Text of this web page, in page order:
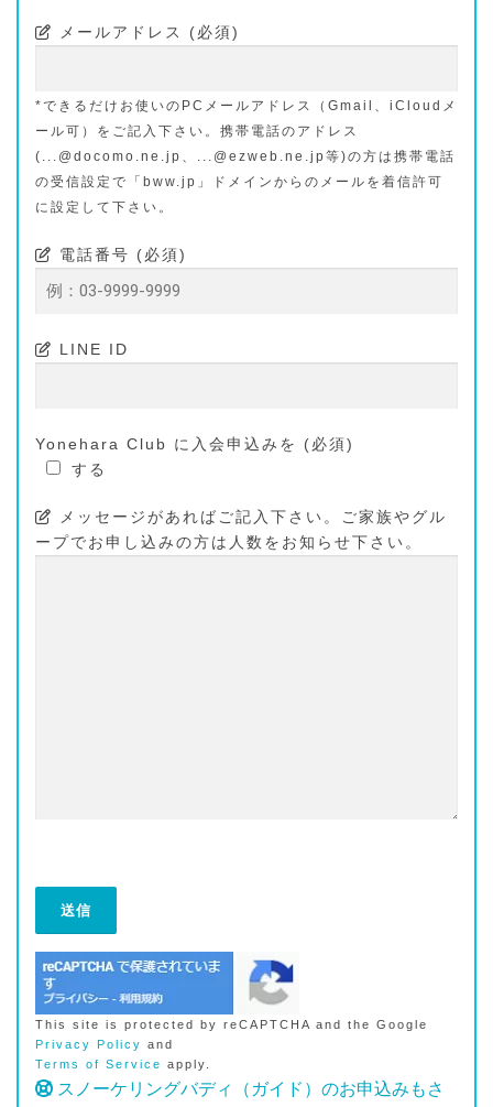
メールアドレス (必須)
*できるだけお使いのPCメールアドレス（Gmail、iCloudメ
ール可）をご記入下さい。携帯電話のアドレス
(...@docomo.ne.jp、...@ezweb.ne.jp等)の方は携帯電話
の受信設定で「bww.jp」ドメインからのメールを着信許可
に設定して下さい。
電話番号 (必須)
LINE ID
Yonehara Club に入会申込みを (必須)
する
メッセージがあればご記入下さい。ご家族やグル
ープでお申し込みの方は人数をお知らせ下さい。
This site is protected by reCAPTCHA and the Google
Privacy Policy and
Terms of Service apply.
スノーケリングバディ（ガイド）のお申込みもさ